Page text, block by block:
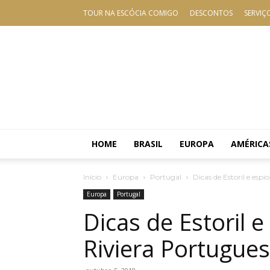
TOUR NA ESCÓCIA COMIGO DESCONTOS
HOME BRASIL EUROPA
Início Europa Portugal Dicas de Estoril e
Europa Portugal
Dicas de Estoril
Riviera